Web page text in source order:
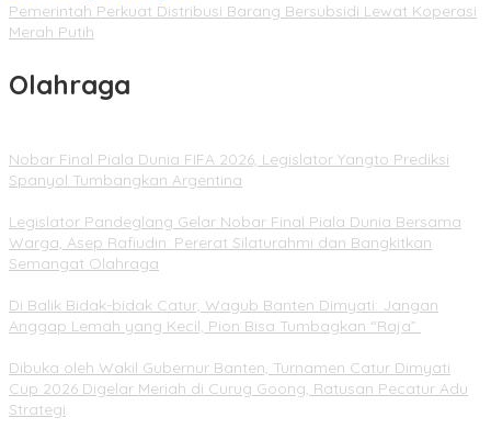
Pemerintah Perkuat Distribusi Barang Bersubsidi Lewat Koperasi
Merah Putih
Olahraga
Nobar Final Piala Dunia FIFA 2026, Legislator Yangto Prediksi
Spanyol Tumbangkan Argentina
Legislator Pandeglang Gelar Nobar Final Piala Dunia Bersama
Warga, Asep Rafiudin: Pererat Silaturahmi dan Bangkitkan
Semangat Olahraga
Di Balik Bidak-bidak Catur, Wagub Banten Dimyati: Jangan
Anggap Lemah yang Kecil, Pion Bisa Tumbagkan “Raja”
Dibuka oleh Wakil Gubernur Banten, Turnamen Catur Dimyati
Cup 2026 Digelar Meriah di Curug Goong, Ratusan Pecatur Adu
Strategi